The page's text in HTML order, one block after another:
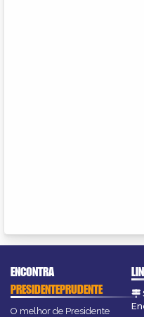
ENCONTRA
PRESIDENTEPRUDENTE
O melhor de Presidente